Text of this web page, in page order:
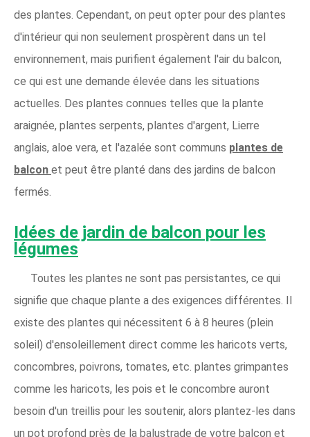
des plantes. Cependant, on peut opter pour des plantes
d'intérieur qui non seulement prospèrent dans un tel
environnement, mais purifient également l'air du balcon,
ce qui est une demande élevée dans les situations
actuelles. Des plantes connues telles que la plante
araignée, plantes serpents, plantes d'argent, Lierre
anglais, aloe vera, et l'azalée sont communs plantes de
balcon et peut être planté dans des jardins de balcon
fermés.
Idées de jardin de balcon pour les
légumes
Toutes les plantes ne sont pas persistantes, ce qui
signifie que chaque plante a des exigences différentes. Il
existe des plantes qui nécessitent 6 à 8 heures (plein
soleil) d'ensoleillement direct comme les haricots verts,
concombres, poivrons, tomates, etc. plantes grimpantes
comme les haricots, les pois et le concombre auront
besoin d'un treillis pour les soutenir, alors plantez-les dans
un pot profond près de la balustrade de votre balcon et